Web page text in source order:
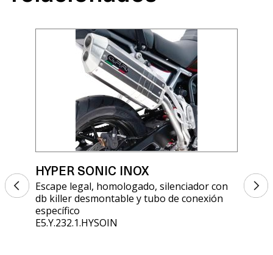
HYPER SONIC INOX
Escape legal, homologado, silenciador con
db killer desmontable y tubo de conexión
específico
E5.Y.232.1.HYSOIN
db